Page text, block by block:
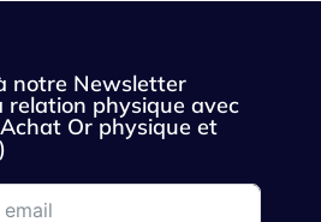
notre Newsletter
relation physique avec
Or physique et